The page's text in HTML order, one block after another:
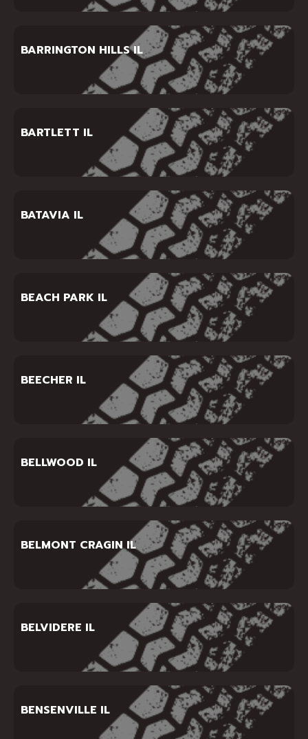
BARRINGTON HILLS IL
BARTLETT IL
BATAVIA IL
BEACH PARK IL
BEECHER IL
BELLWOOD IL
BELMONT CRAGIN IL
BELVIDERE IL
BENSENVILLE IL